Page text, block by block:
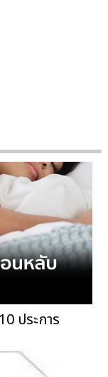
ประการ